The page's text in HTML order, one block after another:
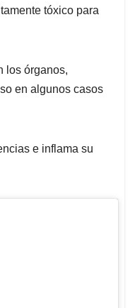
tóxico para
los órganos,
en algunos casos
e inflama su